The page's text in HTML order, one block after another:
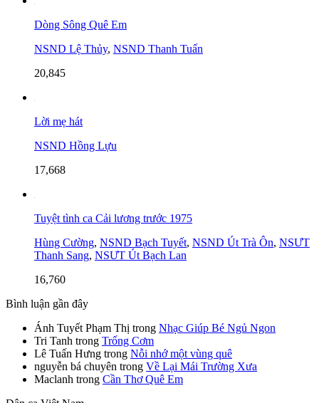
Dòng Sông Quê Em
NSND Lệ Thủy, NSND Thanh Tuấn
20,845
Lời mẹ hát
NSND Hồng Lựu
17,668
Tuyệt tình ca Cải lương trước 1975
Hùng Cường, NSND Bạch Tuyết, NSND Út Trà Ôn, NSƯT
Thanh Sang, NSƯT Út Bạch Lan
16,760
Bình luận gần đây
Ánh Tuyết Phạm Thị trong Nhạc Giúp Bé Ngủ Ngon
Tri Tanh trong Trống Cơm
Lê Tuấn Hưng trong Nỗi nhớ một vùng quê
nguyễn bá chuyên trong Về Lại Mái Trường Xưa
Maclanh trong Cần Thơ Quê Em